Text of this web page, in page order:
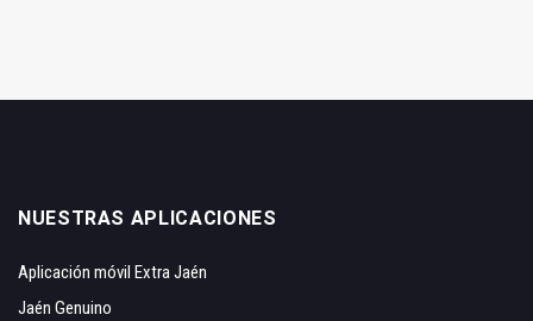
NUESTRAS APLICACIONES
Aplicación móvil Extra Jaén
Jaén Genuino